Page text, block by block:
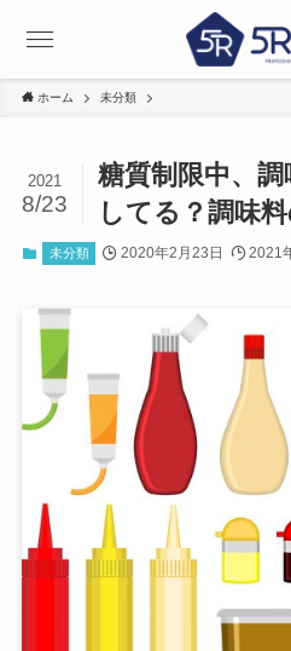
ホーム 未分類
糖質制限中、
してる？調味
2021
8/23
未分類 2020年2月23日 2021